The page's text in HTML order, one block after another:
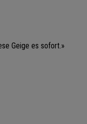
Geige es sofort.»